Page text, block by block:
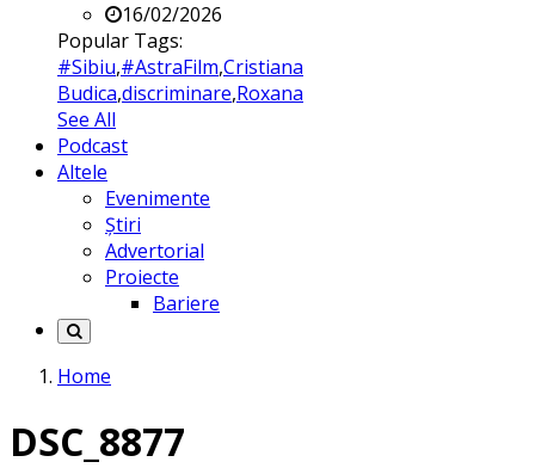
16/02/2026
Popular Tags:
#Sibiu,#AstraFilm,Cristiana
Budica,discriminare,Roxana
See All
Podcast
Altele
Evenimente
Știri
Advertorial
Proiecte
Bariere
Home
DSC_8877